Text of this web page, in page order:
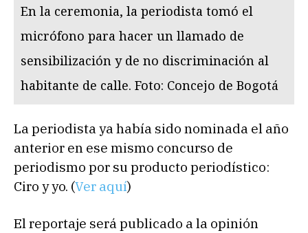
En la ceremonia, la periodista tomó el
micrófono para hacer un llamado de
sensibilización y de no discriminación al
habitante de calle. Foto: Concejo de Bogotá
La periodista ya había sido nominada el año
anterior en ese mismo concurso de
periodismo por su producto periodístico:
Ciro y yo. (Ver aquí)
El reportaje será publicado a la opinión